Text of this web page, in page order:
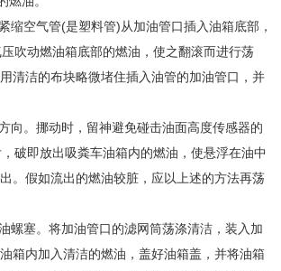
缩空气管(是塑料管)从加油管口插入油箱底部，
吹动燃油箱底部的燃油，使之翻滚而进行荡
清洁的布块略微堵住插入油管的加油管口，并
向。挪动时，留神避免碰击油面高度传感器的
破即放出吸粪车油箱内的燃油，使悬浮在油中
出。假如流出的燃油较脏，应以上述的方法再荡
螺塞。将加油管口的滤网筒荡涤清洁，装入加
箱内加入清洁的燃油，盖好油箱盖，并将油箱